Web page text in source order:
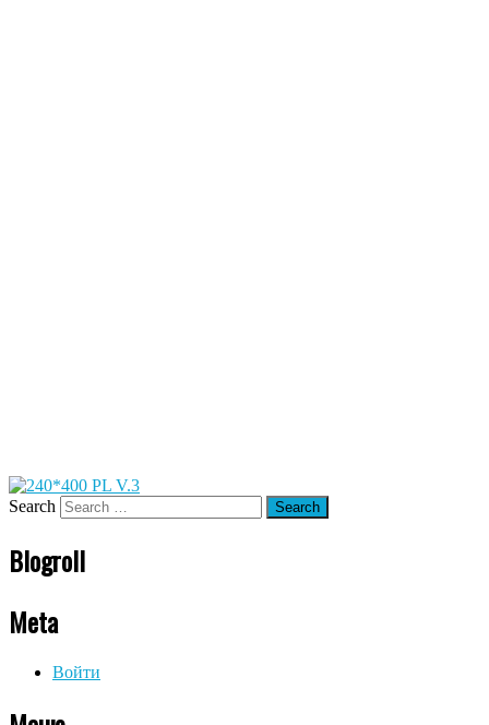
Search
Blogroll
Meta
Войти